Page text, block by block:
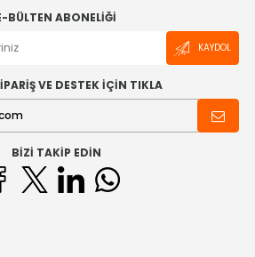
BÜLTEN ABONELIĞI
KAYDOL
VE DESTEK İÇİN TIKLA
BIZI TAKIP EDIN